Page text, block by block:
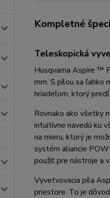
Kompletné
Teleskopická
Husqvarna Aspire ™
mm. S pílou sa ľahko
hriadeľom, ktorý
Rovnako ako všetky
intuitívne navedú ku
na mieru, ktorý je
systém aliancie
použiť pre nástroje a
Vyvetvovacia píla
priestore. To je